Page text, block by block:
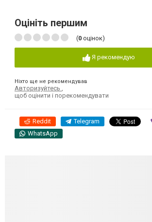
Оцініть першим
(0 оцінок)
Я рекомендую
Ніхто ще не рекомендував
Авторизуйтесь ,
щоб оцінити і порекомендувати
Reddit Telegram
WhatsApp